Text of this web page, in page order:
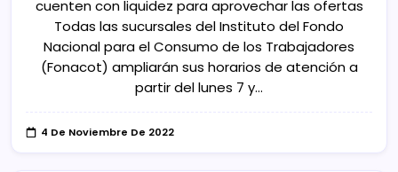
cuenten con liquidez para aprovechar las ofertas
Todas las sucursales del Instituto del Fondo
Nacional para el Consumo de los Trabajadores
(Fonacot) ampliarán sus horarios de atención a
partir del lunes 7 y…
4 De Noviembre De 2022